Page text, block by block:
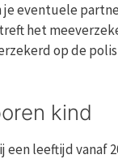
eventuele
het
op de
kind
leeftijd vanaf